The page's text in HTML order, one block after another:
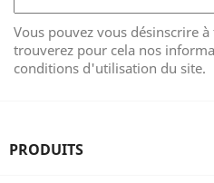
Vous pouvez vous désinscrire
trouverez pour cela nos
conditions d'utilisation du site.
PRODUITS